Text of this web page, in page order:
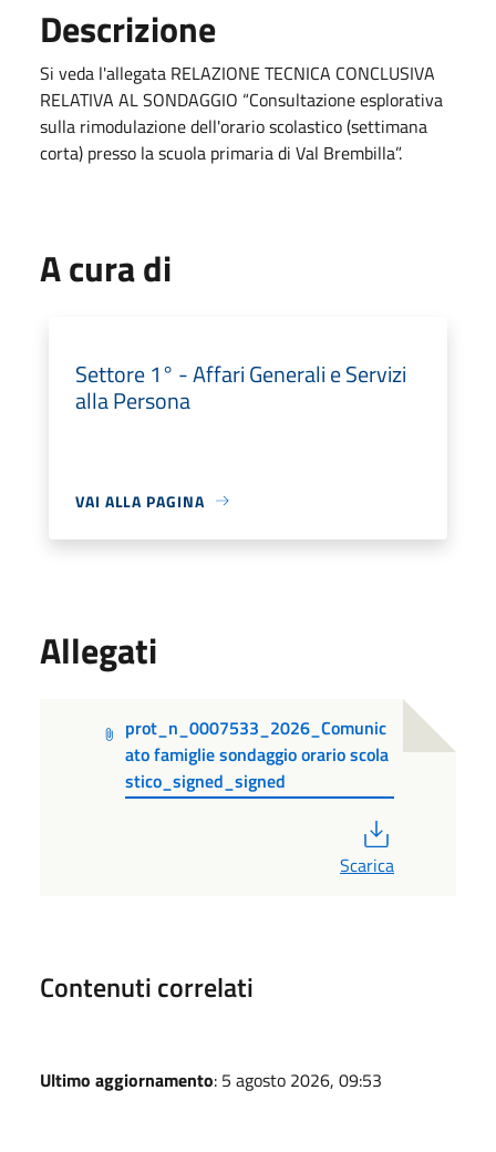
Descrizione
Si veda l'allegata RELAZIONE TECNICA CONCLUSIVA
RELATIVA AL SONDAGGIO “Consultazione esplorativa
sulla rimodulazione dell'orario scolastico (settimana
corta) presso la scuola primaria di Val Brembilla”.
A cura di
Settore 1° - Affari Generali e Servizi
alla Persona
VAI ALLA PAGINA
Allegati
prot_n_0007533_2026_Comunic
ato famiglie sondaggio orario scola
stico_signed_signed
Scarica
Contenuti correlati
Ultimo aggiornamento: 5 agosto 2026, 09:53